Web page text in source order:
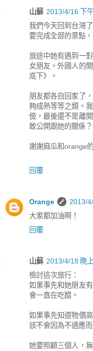
山蘇 2013/4/16 下
我們今天回到台灣
要完成全部的景點
旅途中她有遇到一
女朋友。外國人的
底下》。
朋友都各自回家了
夠成熟等等之類。
儉，最後還不是離
敢公開跟她的關係
謝謝麻瓜和orange
回覆
Orange
2013/
大家都加油啊！
回覆
山蘇 2013/4/18 晚
檢討這次旅行：
如果事先和她朋友
會一直在吃醋。
如果事先知道物價
該不會因為不適應而
她要照顧三個人，